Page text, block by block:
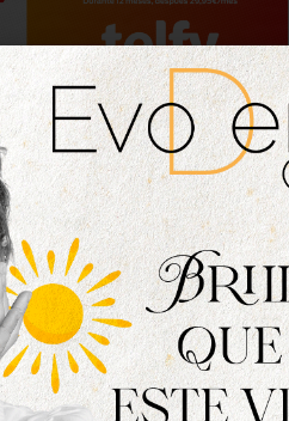
más inversiones para
ha señalado el alcalde de
“muy positiva” de la
edil ha avanzado que, «a la
y jardinería, así como
de caminos agrícolas».
en instalaciones como el
el Centro de Piragüismo y